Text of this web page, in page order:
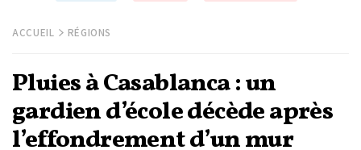
ACCUEIL RÉGIONS
Pluies à Casablanca : un
gardien d’école décède après
l’effondrement d’un mur